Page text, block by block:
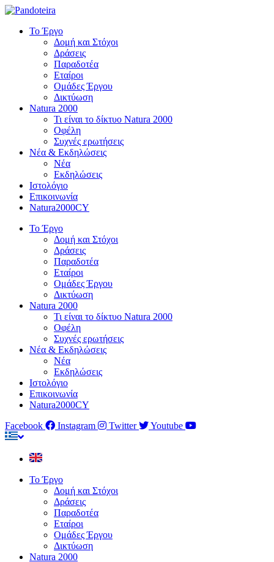
Το Έργο
Δομή και Στόχοι
Δράσεις
Παραδοτέα
Εταίροι
Ομάδες Έργου
Δικτύωση
Natura 2000
Τι είναι το δίκτυο Natura 2000
Οφέλη
Συχνές ερωτήσεις
Νέα & Εκδηλώσεις
Νέα
Εκδηλώσεις
Ιστολόγιο
Επικοινωνία
Natura2000CY
Το Έργο
Δομή και Στόχοι
Δράσεις
Παραδοτέα
Εταίροι
Ομάδες Έργου
Δικτύωση
Natura 2000
Τι είναι το δίκτυο Natura 2000
Οφέλη
Συχνές ερωτήσεις
Νέα & Εκδηλώσεις
Νέα
Εκδηλώσεις
Ιστολόγιο
Επικοινωνία
Natura2000CY
Facebook
Instagram Twitter Youtube
Το Έργο
Δομή και Στόχοι
Δράσεις
Παραδοτέα
Εταίροι
Ομάδες Έργου
Δικτύωση
Natura 2000